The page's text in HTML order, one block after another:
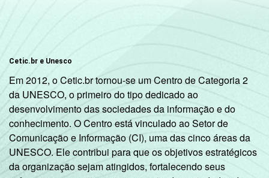
Cetic.br e Unesco
Em 2012, o Cetic.br tornou-se um Centro de Categoria 2
da UNESCO, o primeiro do tipo dedicado ao
desenvolvimento das sociedades da informação e do
conhecimento. O Centro está vinculado ao Setor de
Comunicação e Informação (CI), uma das cinco áreas da
UNESCO. Ele contribui para que os objetivos estratégicos
da organização sejam atingidos, fortalecendo seus